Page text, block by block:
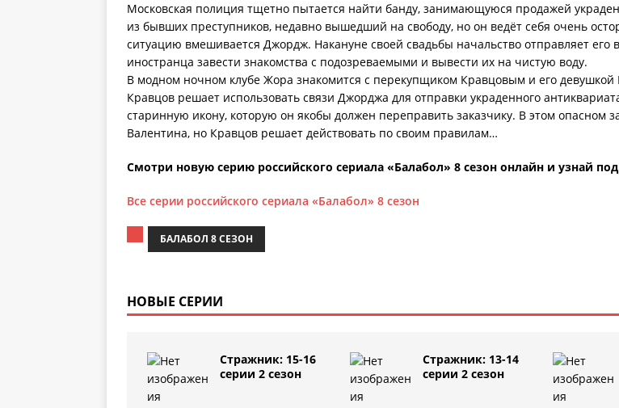
Московская полиция тщетно пытается найти банду, занимающуюся продажей
из бывших преступников, недавно вышедший на свободу, но он ведёт себя очень
ситуацию вмешивается Джордж. Накануне своей свадьбы начальство отправляет его
иностранца завести знакомства с подозреваемыми и вывести их на чистую воду.
В модном ночном клубе Жора знакомится с перекупщиком Кравцовым и его девушкой
Кравцов решает использовать связи Джорджа для отправки украденного
старинную икону, которую он якобы должен переправить заказчику. В этом опасном
Валентина, но Кравцов решает действовать по своим правилам…
Смотри новую серию российского сериала «Балабол» 8 сезон онлайн и узнай
Все серии российского сериала «Балабол» 8 сезон
БАЛАБОЛ 8 СЕЗОН
НОВЫЕ СЕРИИ
Стражник: 15-16
серии 2 сезон
Стражник: 13-14
серии 2 сезон